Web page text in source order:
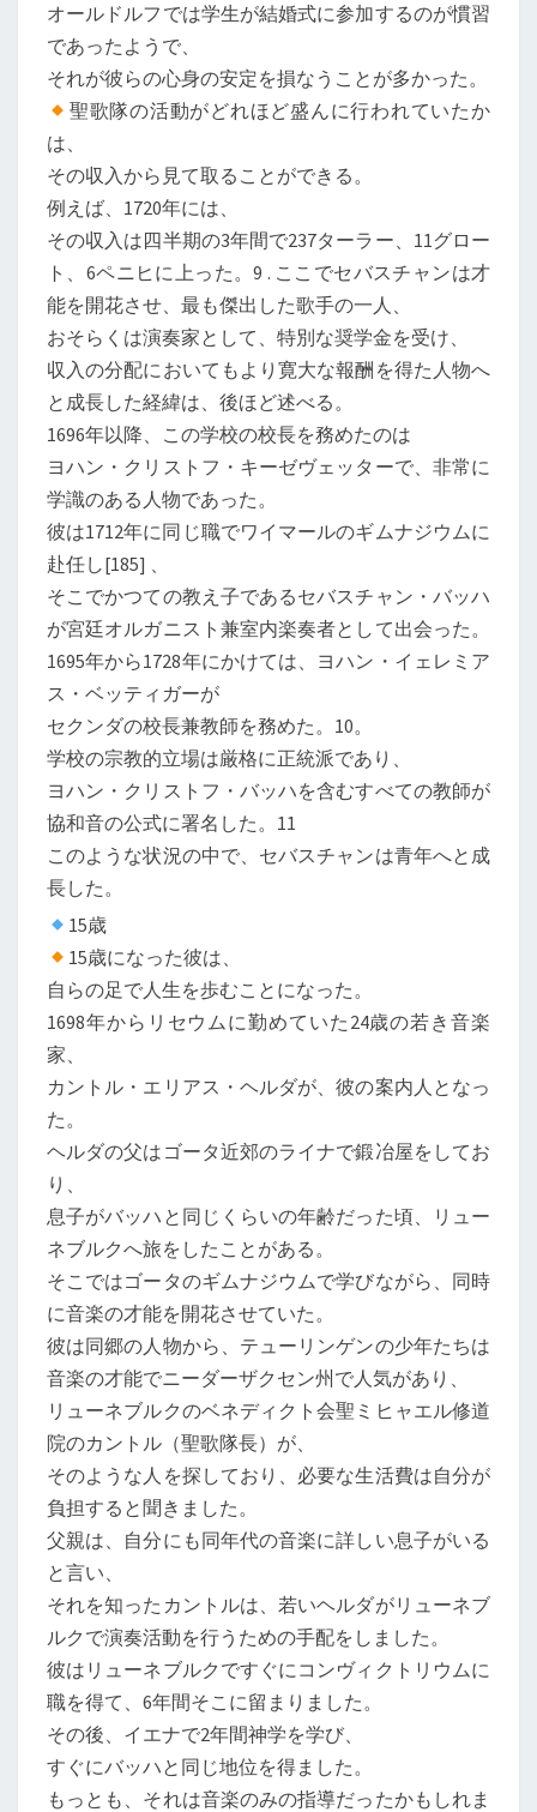
オールドルフでは学生が結婚式に参加するのが慣習
であったようで、
それが彼らの心身の安定を損なうことが多かった。
聖歌隊の活動がどれほど盛んに行われていたか
は、
その収入から見て取ることができる。
例えば、1720年には、
その収入は四半期の3年間で237ターラー、11グロー
ト、6ペニヒに上った。9 . ここでセバスチャンは才
能を開花させ、最も傑出した歌手の一人、
おそらくは演奏家として、特別な奨学金を受け、
収入の分配においてもより寛大な報酬を得た人物へ
と成長した経緯は、後ほど述べる。
1696年以降、この学校の校長を務めたのは
ヨハン・クリストフ・キーゼヴェッターで、非常に
学識のある人物であった。
彼は1712年に同じ職でワイマールのギムナジウムに
赴任し[185] 、
そこでかつての教え子であるセバスチャン・バッハ
が宮廷オルガニスト兼室内楽奏者として出会った。
1695年から1728年にかけては、ヨハン・イェレミア
ス・ベッティガーが
セクンダの校長兼教師を務めた。10。
学校の宗教的立場は厳格に正統派であり、
ヨハン・クリストフ・バッハを含むすべての教師が
協和音の公式に署名した。11
このような状況の中で、セバスチャンは青年へと成
長した。
15歳
15歳になった彼は、
自らの足で人生を歩むことになった。
1698年からリセウムに勤めていた24歳の若き音楽
家、
カントル・エリアス・ヘルダが、彼の案内人となっ
た。
ヘルダの父はゴータ近郊のライナで鍛冶屋をしてお
り、
息子がバッハと同じくらいの年齢だった頃、リュー
ネブルクへ旅をしたことがある。
そこではゴータのギムナジウムで学びながら、同時
に音楽の才能を開花させていた。
彼は同郷の人物から、テューリンゲンの少年たちは
音楽の才能でニーダーザクセン州で人気があり、
リューネブルクのベネディクト会聖ミヒャエル修道
院のカントル（聖歌隊長）が、
そのような人を探しており、必要な生活費は自分が
負担すると聞きました。
父親は、自分にも同年代の音楽に詳しい息子がいる
と言い、
それを知ったカントルは、若いヘルダがリューネブ
ルクで演奏活動を行うための手配をしました。
彼はリューネブルクですぐにコンヴィクトリウムに
職を得て、6年間そこに留まりました。
その後、イエナで2年間神学を学び、
すぐにバッハと同じ地位を得ました。
もっとも、それは音楽のみの指導だったかもしれま